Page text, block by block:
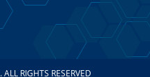
. ALL RIGHTS RESERVED